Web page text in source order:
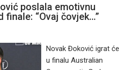
poslala emotivnu
finale: “Ovaj čovjek…”
Novak Đoković igrat će
u finalu Australian